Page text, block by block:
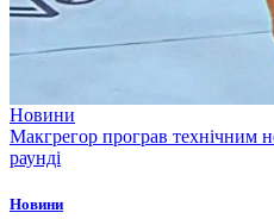
Новини
Макгрегор програв технічним
раунді
Новини